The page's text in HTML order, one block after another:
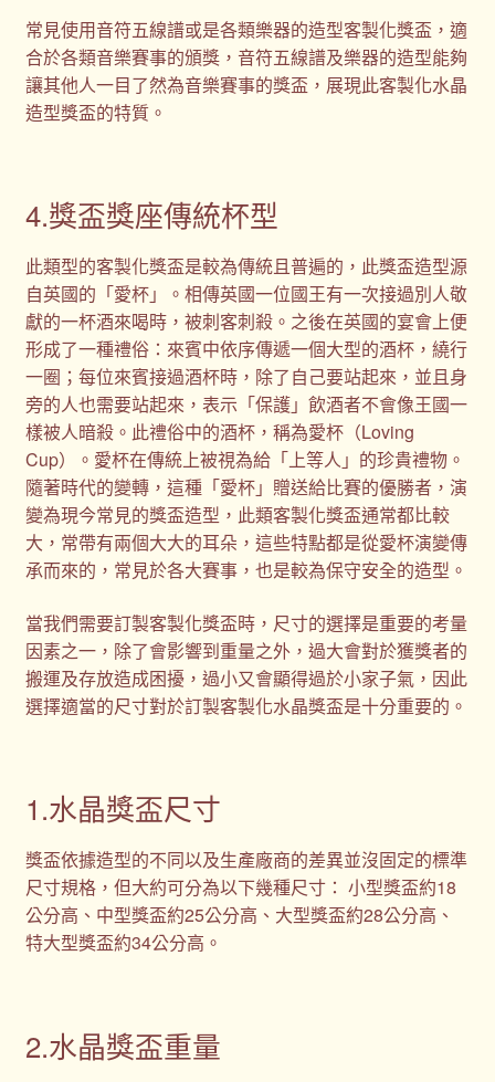
常見使用音符五線譜或是各類樂器的造型客製化獎盃，適
合於各類音樂賽事的頒獎，音符五線譜及樂器的造型能夠
讓其他人一目了然為音樂賽事的獎盃，展現此客製化水晶
造型獎盃的特質。
4.獎盃獎座傳統杯型
此類型的客製化獎盃是較為傳統且普遍的，此獎盃造型源
自英國的「愛杯」。相傳英國一位國王有一次接過別人敬
獻的一杯酒來喝時，被刺客刺殺。之後在英國的宴會上便
形成了一種禮俗：來賓中依序傳遞一個大型的酒杯，繞行
一圈；每位來賓接過酒杯時，除了自己要站起來，並且身
旁的人也需要站起來，表示「保護」飲酒者不會像王國一
樣被人暗殺。此禮俗中的酒杯，稱為愛杯（Loving
Cup）。愛杯在傳統上被視為給「上等人」的珍貴禮物。
隨著時代的變轉，這種「愛杯」贈送給比賽的優勝者，演
變為現今常見的獎盃造型，此類客製化獎盃通常都比較
大，常帶有兩個大大的耳朵，這些特點都是從愛杯演變傳
承而來的，常見於各大賽事，也是較為保守安全的造型。
當我們需要訂製客製化獎盃時，尺寸的選擇是重要的考量
因素之一，除了會影響到重量之外，過大會對於獲獎者的
搬運及存放造成困擾，過小又會顯得過於小家子氣，因此
選擇適當的尺寸對於訂製客製化水晶獎盃是十分重要的。
1.水晶獎盃尺寸
獎盃依據造型的不同以及生產廠商的差異並沒固定的標準
尺寸規格，但大約可分為以下幾種尺寸： 小型獎盃約18
公分高、中型獎盃約25公分高、大型獎盃約28公分高、
特大型獎盃約34公分高。
2.水晶獎盃重量